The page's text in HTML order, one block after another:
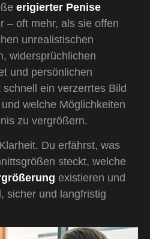
erigierter Penise
– oft mehr, als sie offen
unrealistischen
widersprüchlichen
und persönlichen
ein verzerrtes Bild
welche Möglichkeiten
zu vergrößern.
Du erfährst, was
steckt, welche
existieren und
sicher und langfristig